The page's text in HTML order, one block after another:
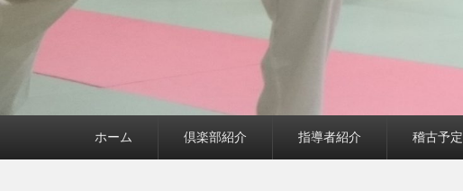
ホーム 倶楽部紹介 指導者紹介 稽古予定